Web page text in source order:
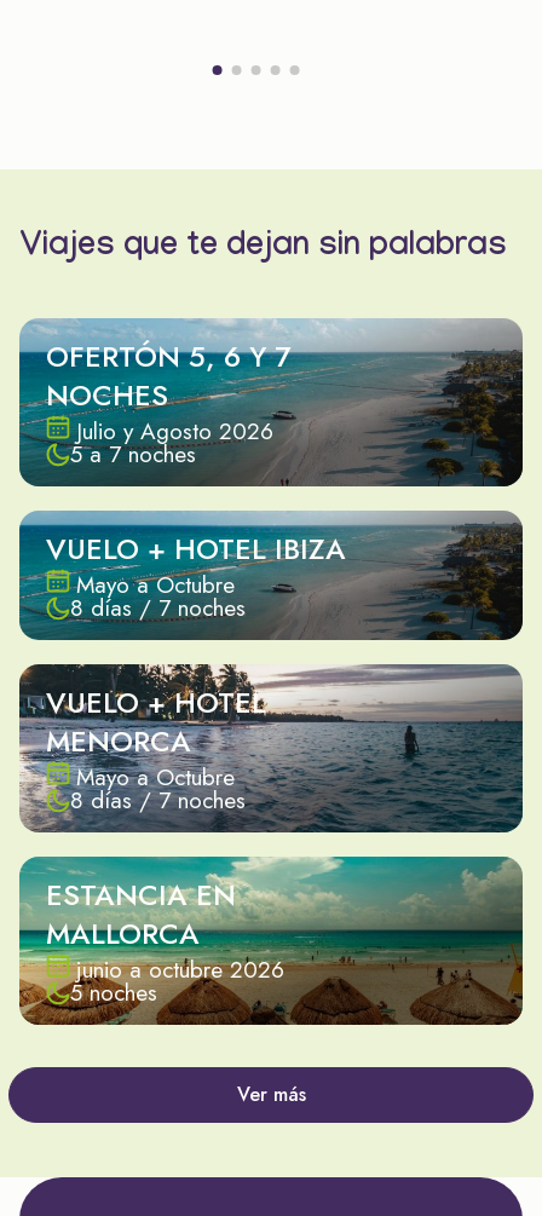
Viajes que te dejan sin palabras
OFERTÓN 5, 6 Y 7
NOCHES
Julio y Agosto 2026
5 a 7 noches
VUELO + HOTEL IBIZA
Mayo a Octubre
8 días / 7 noches
VUELO + HOTEL
MENORCA
Mayo a Octubre
8 días / 7 noches
ESTANCIA EN
MALLORCA
junio a octubre 2026
5 noches
Ver más